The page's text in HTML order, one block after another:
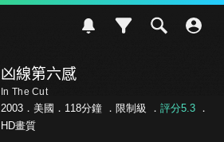
凶線第六感
In The Cut
2003．美國．118分鐘 ． 限制級 ． 評分5.3．
HD畫質